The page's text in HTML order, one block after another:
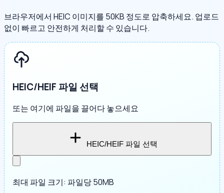
브라우저에서 HEIC 이미지를 50KB 정도로 압축하세요. 업로드
없이 빠르고 안전하게 처리할 수 있습니다.
HEIC/HEIF 파일 선택
또는 여기에 파일을 끌어다 놓으세요
HEIC/HEIF 파일 선택
최대 파일 크기: 파일당 50MB